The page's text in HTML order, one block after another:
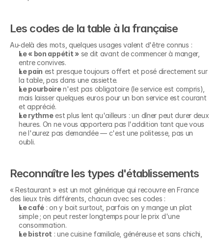
Les codes de la table à la française
Au-delà des mots, quelques usages valent d'être connus :
Le « bon appétit » se dit avant de commencer à manger,
entre convives.
Le pain est presque toujours offert et posé directement sur
la table, pas dans une assiette.
Le pourboire n'est pas obligatoire (le service est compris),
mais laisser quelques euros pour un bon service est courant
et apprécié.
Le rythme est plus lent qu'ailleurs : un dîner peut durer deux
heures. On ne vous apportera pas l'addition tant que vous
ne l'aurez pas demandée — c'est une politesse, pas un
oubli.
Reconnaître les types d'établissements
« Restaurant » est un mot générique qui recouvre en France
des lieux très différents, chacun avec ses codes :
Le café : on y boit surtout, parfois on y mange un plat
simple ; on peut rester longtemps pour le prix d'une
consommation.
Le bistrot : une cuisine familiale, généreuse et sans chichi,